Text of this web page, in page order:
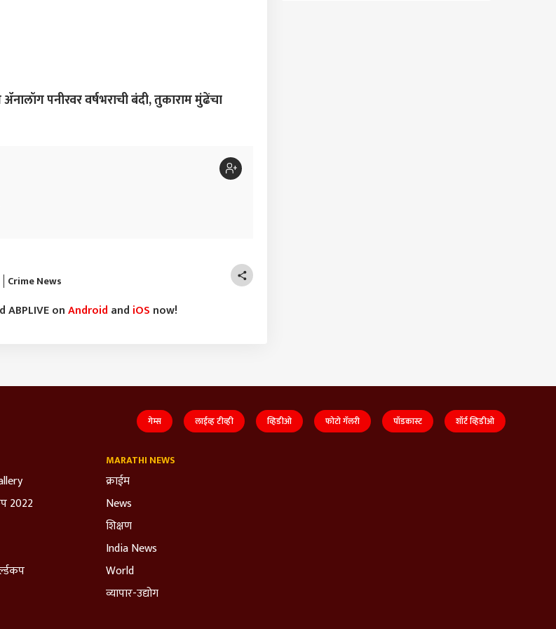
पनीरवर वर्षभराची बंदी, तुकाराम मुंढेंचा
Crime News
onAndroid and iOS now!
गेम्स लाईव्ह टीव्ही व्हिडीओ फोटो गॅलरी पॉडकास्ट शॉर्ट व्हिडीओ
2022
MARATHI NEWS
क्राईम
News
शिक्षण
India News
World
व्यापार-उद्योग